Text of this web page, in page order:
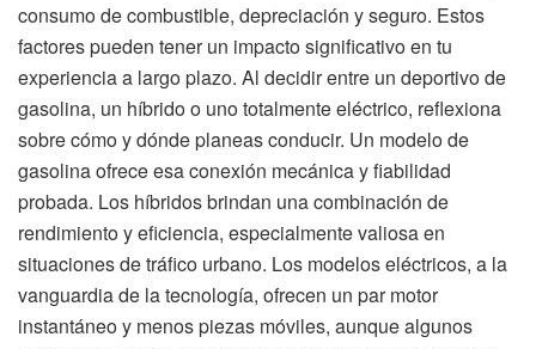
consumo de combustible, depreciación y seguro. Estos
factores pueden tener un impacto significativo en tu
experiencia a largo plazo. Al decidir entre un deportivo de
gasolina, un híbrido o uno totalmente eléctrico, reflexiona
sobre cómo y dónde planeas conducir. Un modelo de
gasolina ofrece esa conexión mecánica y fiabilidad
probada. Los híbridos brindan una combinación de
rendimiento y eficiencia, especialmente valiosa en
situaciones de tráfico urbano. Los modelos eléctricos, a la
vanguardia de la tecnología, ofrecen un par motor
instantáneo y menos piezas móviles, aunque algunos